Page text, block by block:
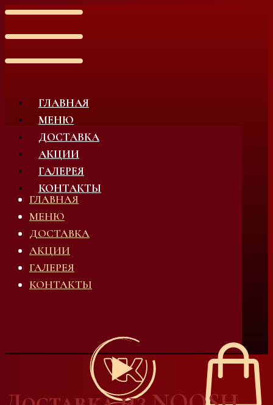
ГЛАВНАЯ
МЕНЮ
ДОСТАВКА
АКЦИИ
ГАЛЕРЕЯ
КОНТАКТЫ
ГЛАВНАЯ
МЕНЮ
ДОСТАВКА
АКЦИИ
ГАЛЕРЕЯ
КОНТАКТЫ